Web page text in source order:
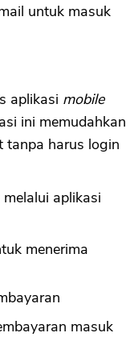
untuk masuk
aplikasi mobile
ini memudahkan
tanpa harus login
aplikasi
menerima
masuk